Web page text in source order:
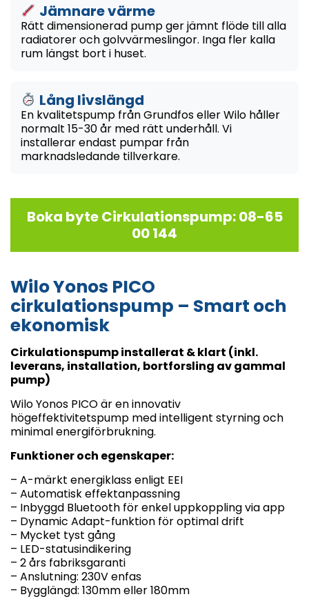
Jämnare värme
Rätt dimensionerad pump ger jämnt flöde till alla
radiatorer och golvvärmeslingor. Inga fler kalla
rum längst bort i huset.
Lång livslängd
En kvalitetspump från Grundfos eller Wilo håller
normalt 15-30 år med rätt underhåll. Vi
installerar endast pumpar från
marknadsledande tillverkare.
Boka byte Cirkulationspump: 08-65
00 144
Wilo Yonos PICO
cirkulationspump – Smart och
ekonomisk
Cirkulationspump installerat & klart (inkl.
leverans, installation, bortforsling av gammal
pump)
Wilo Yonos PICO är en innovativ
högeffektivitetspump med intelligent styrning och
minimal energiförbrukning.
Funktioner och egenskaper:
– A-märkt energiklass enligt EEI
– Automatisk effektanpassning
– Inbyggd Bluetooth för enkel uppkoppling via app
– Dynamic Adapt-funktion för optimal drift
– Mycket tyst gång
– LED-statusindikering
– 2 års fabriksgaranti
– Anslutning: 230V enfas
– Bygglängd: 130mm eller 180mm